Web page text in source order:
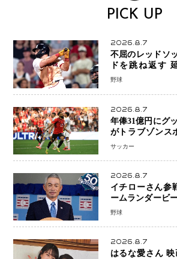
PICK UP
2026.8.7
不屈のレッドソ
ドを跳ね返す
ち 吉田正尚選手
野球
2026.8.7
年俸31億円にグ
がトラブゾンス
ーは「五大リー
サッカー
2026.8.7
イチローさん参
ームランダービ
ならではの“魅せ
野球
2026.8.7
はるな愛さん